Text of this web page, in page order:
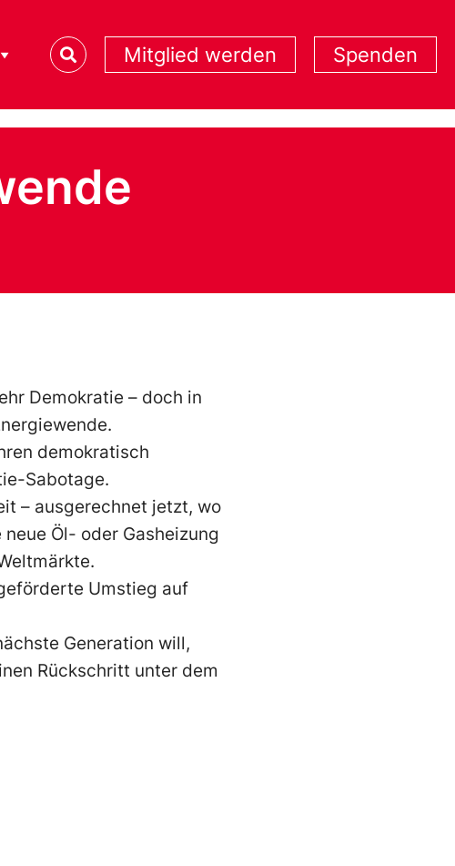
Mitglied werden Spenden
Demokratie – doch in
demokratisch
Sabotage.
– ausgerechnet jetzt, wo
Öl- oder Gasheizung
Umstieg auf
Generation will,
Rückschritt unter dem